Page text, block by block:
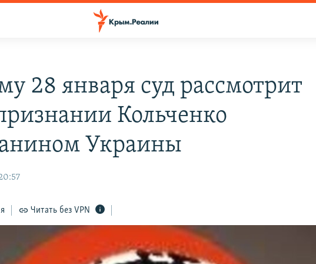
28 января суд рассмотрит
Кольченко
Украины
Читать без VPN